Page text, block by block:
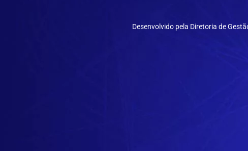
Desenvolvido pela Diretoria de